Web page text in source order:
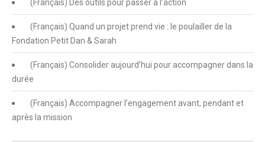
(Français) Des outils pour passer à l’action
(Français) Quand un projet prend vie : le poulailler de la
Fondation Petit Dan & Sarah
(Français) Consolider aujourd’hui pour accompagner dans la
durée
(Français) Accompagner l’engagement avant, pendant et
après la mission